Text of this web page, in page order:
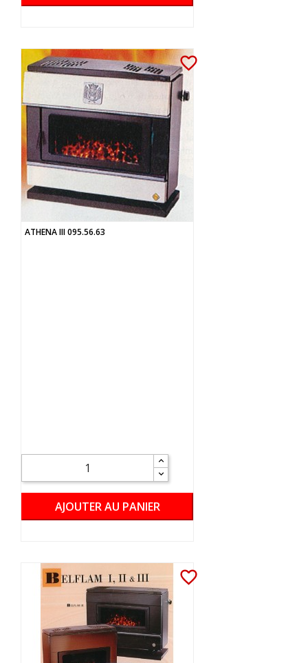
favorite_border
ATHENA III 095.56.63
AJOUTER AU PANIER
favorite_border